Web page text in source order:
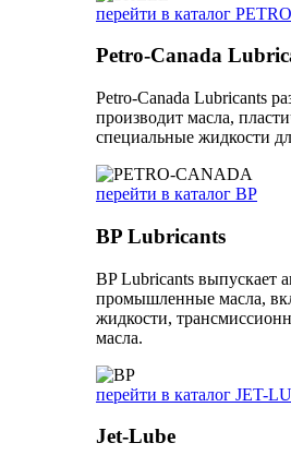
перейти в каталог
Petro-Canada
Petro-Canada Lubricants
производит масла,
специальные жидкости
перейти в каталог BP
BP Lubricants
BP Lubricants выпускает
промышленные масла,
жидкости,
масла.
перейти в каталог JET-
Jet-Lube